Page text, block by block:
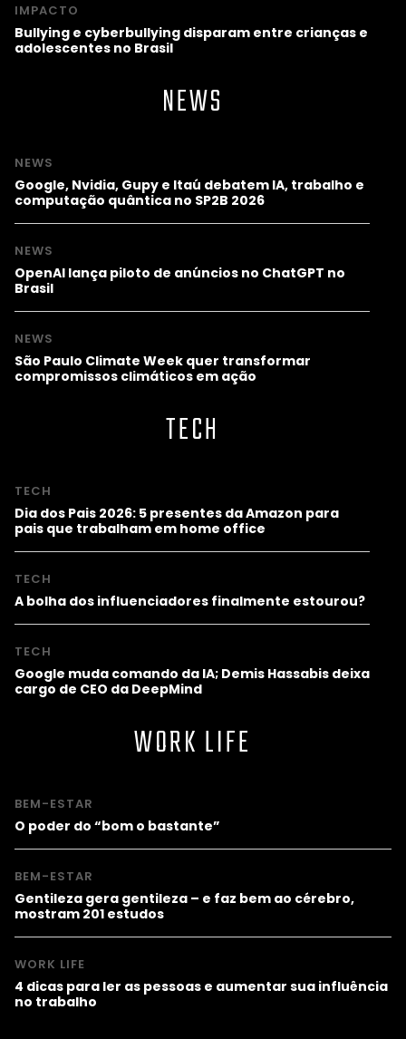
IMPACTO
Bullying e cyberbullying disparam entre crianças e
adolescentes no Brasil
NEWS
NEWS
Google, Nvidia, Gupy e Itaú debatem IA, trabalho e
computação quântica no SP2B 2026
NEWS
OpenAI lança piloto de anúncios no ChatGPT no
Brasil
NEWS
São Paulo Climate Week quer transformar
compromissos climáticos em ação
TECH
TECH
Dia dos Pais 2026: 5 presentes da Amazon para
pais que trabalham em home office
TECH
A bolha dos influenciadores finalmente estourou?
TECH
Google muda comando da IA; Demis Hassabis deixa
cargo de CEO da DeepMind
WORK LIFE
BEM-ESTAR
O poder do “bom o bastante”
BEM-ESTAR
Gentileza gera gentileza – e faz bem ao cérebro,
mostram 201 estudos
WORK LIFE
4 dicas para ler as pessoas e aumentar sua influência
no trabalho